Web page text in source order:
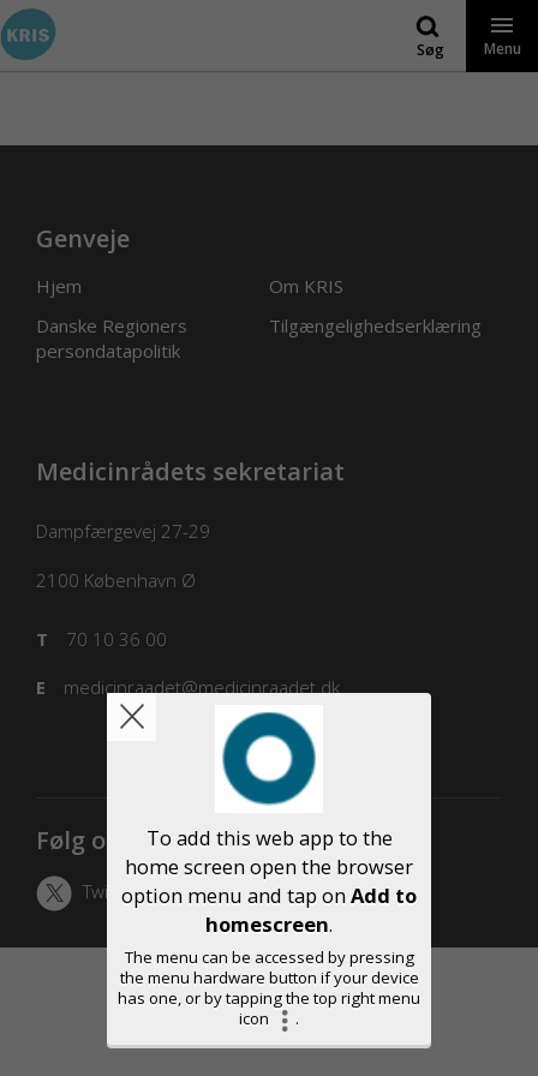
Gå
til
indhold
Søg Menu
Genveje
Hjem
Om KRIS
Danske Regioners
persondatapolitik
Tilgængelighedserklæring
Medicinrådets sekretariat
Dampfærgevej 27-29
2100 København Ø
70 10 36 00
T
medicinraadet@medicinraadet.dk
E
Følg os
Twitter LinkedIn
To add this web app to the
home screen open the browser
option menu and tap on Add to
homescreen.
The menu can be accessed by pressing
the menu hardware button if your device
has one, or by tapping the top right menu
icon
.